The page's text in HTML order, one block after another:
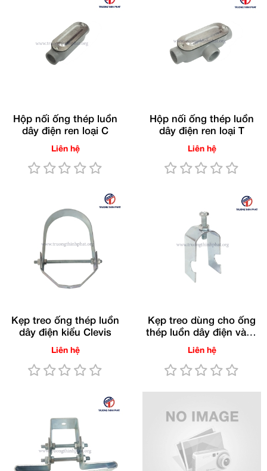
Hộp nối ống thép luồn
dây điện ren loại C
Liên hệ
Hộp nối ống thép luồn
dây điện ren loại T
Liên hệ
Kẹp treo ống thép luồn
dây điện kiểu Clevis
Liên hệ
Kẹp treo dùng cho ống
thép luồn dây điện và ty
ren
Liên hệ